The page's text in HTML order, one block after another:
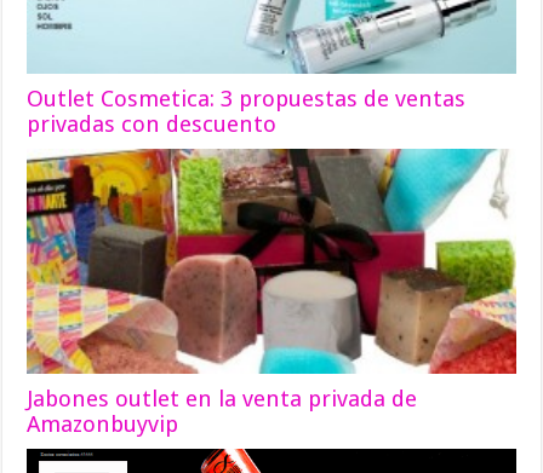
Outlet Cosmetica: 3 propuestas de ventas
privadas con descuento
Jabones outlet en la venta privada de
Amazonbuyvip